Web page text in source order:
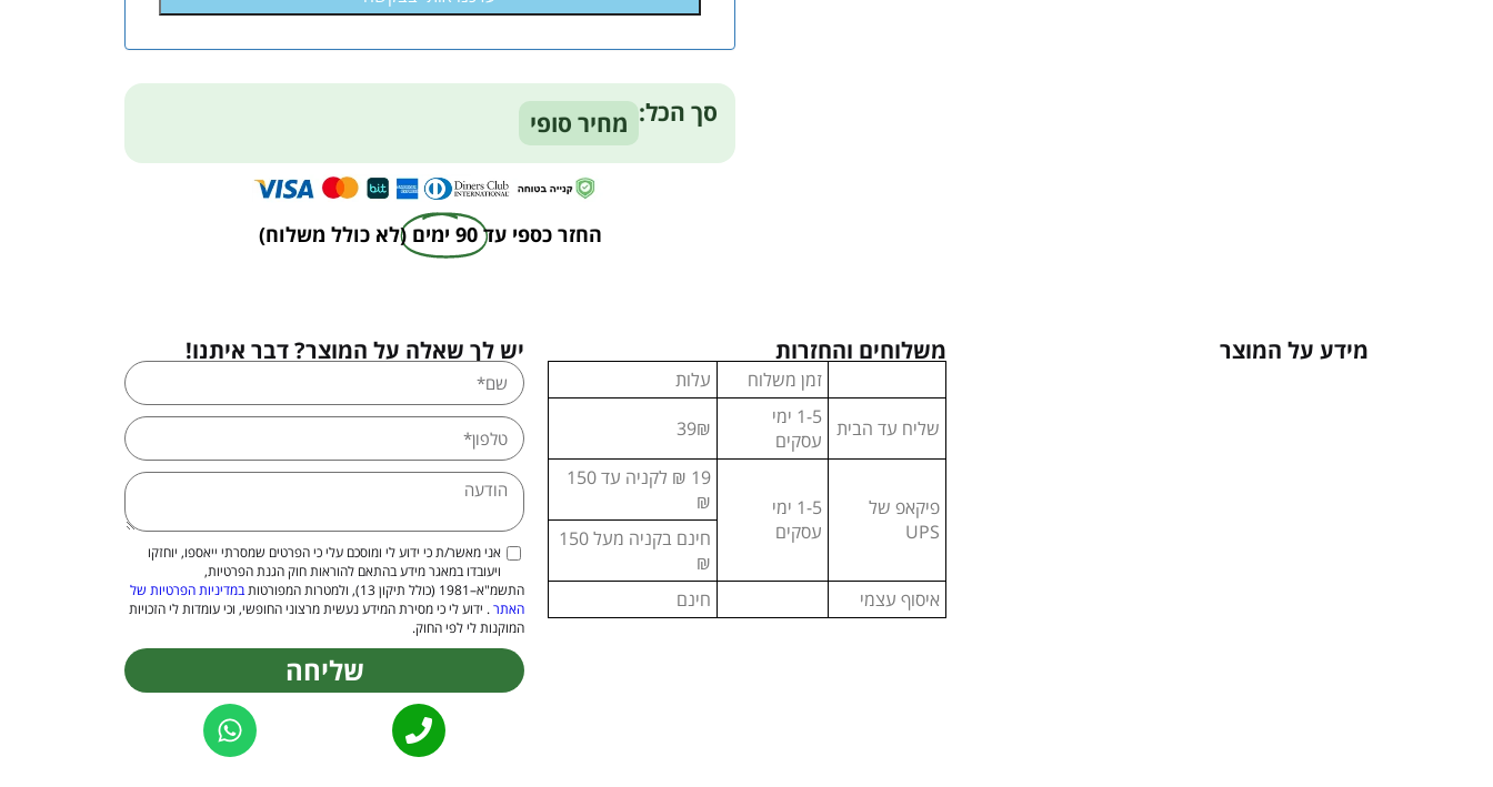
Alternative:
סך הכל: מחיר סופי
החזר כספי עד 90 ימים (לא כולל משלוח)
מידע על המוצר משלוחים והחזרות
זמן משלוח
עלות
שליח עד הבית
1-5 ימי
עסקים
39₪
פיקאפ של
UPS
1-5 ימי
עסקים
19 ₪ לקניה עד 150
₪
חינם בקניה מעל 150
₪
איסוף עצמי
חינם
יש לך שאלה על המוצר? דבר איתנו!
אני מאשר/ת כי ידוע לי ומוסכם עלי כי הפרטים שמסרתי ייאספו, יוחזקו
ויעובדו במאגר מידע בהתאם להוראות חוק הגנת הפרטיות,
התשמ"א–1981 (כולל תיקון 13), ולמטרות המפורטות
במדיניות הפרטיות של
האתר. ידוע לי כי מסירת המידע נעשית מרצוני החופשי, וכי עומדות לי הזכויות
המוקנות לי לפי החוק.
שליחה
Alternative: